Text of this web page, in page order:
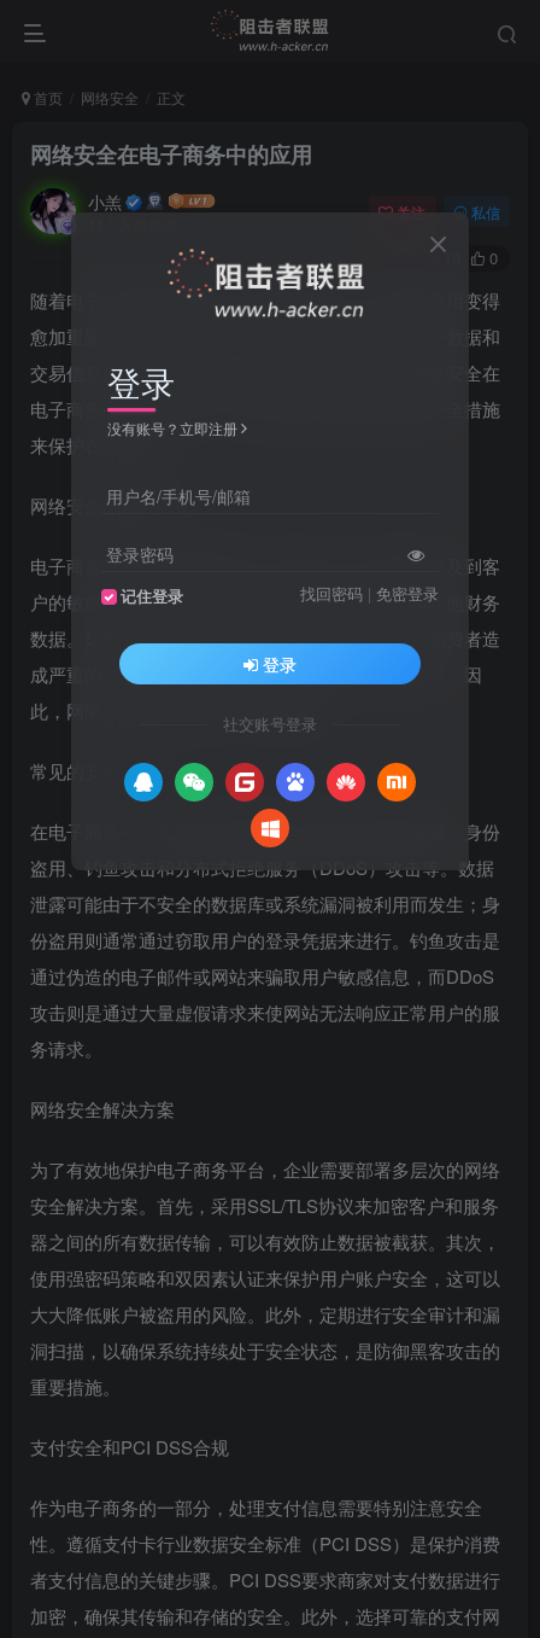
首页 网络安全 正文
网络安全在电子商务中的应用
小羔 关注 私信
19 0
随着电子商务的快速发展，网络安全在这一领域的应用变得
愈加重要。无论是大企业还是中小型网店，保护客户数据和
交易信息都成为了至关重要的任务。本文将讨论网络安全在
电子商务中的关键应用，以及如何通过实施有效的安全措施
来保护在线业务。
网络安全的重要性
电子商务平台每天处理数以万计的交易，这些交易涉及到客
户的敏感信息，包括个人身份、信用卡详细信息和其他财务
数据。如果这些信息落入不法分子之手，不仅会对消费者造
成严重的损失，也会对企业造成难以弥补的声誉损害。因
此，网络安全在电子商务中至关重要。
常见的安全威胁
在电子商务中，最常见的网络安全威胁包括数据泄露、身份
盗用、钓鱼攻击和分布式拒绝服务（DDoS）攻击等。数据
泄露可能由于不安全的数据库或系统漏洞被利用而发生；身
份盗用则通常通过窃取用户的登录凭据来进行。钓鱼攻击是
通过伪造的电子邮件或网站来骗取用户敏感信息，而DDoS
攻击则是通过大量虚假请求来使网站无法响应正常用户的服
务请求。
网络安全解决方案
为了有效地保护电子商务平台，企业需要部署多层次的网络
安全解决方案。首先，采用SSL/TLS协议来加密客户和服务
器之间的所有数据传输，可以有效防止数据被截获。其次，
使用强密码策略和双因素认证来保护用户账户安全，这可以
大大降低账户被盗用的风险。此外，定期进行安全审计和漏
洞扫描，以确保系统持续处于安全状态，是防御黑客攻击的
重要措施。
支付安全和PCI DSS合规
作为电子商务的一部分，处理支付信息需要特别注意安全
性。遵循支付卡行业数据安全标准（PCI DSS）是保护消费
者支付信息的关键步骤。PCI DSS要求商家对支付数据进行
加密，确保其传输和存储的安全。此外，选择可靠的支付网
登录
没有账号？立即注册
用户名/手机号/邮箱
登录密码
记住登录 找回密码 | 免密登录
登录
社交账号登录